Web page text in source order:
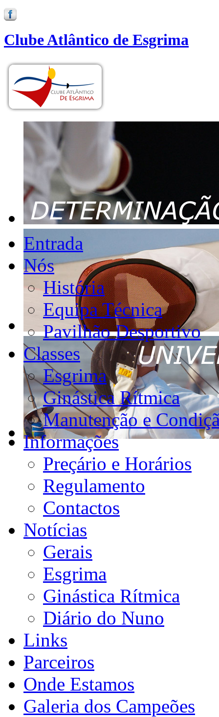
Clube Atlântico de Esgrima
Entrada
Nós
História
Equipa Técnica
Pavilhão Desportivo
Classes
Esgrima
Ginástica Rítmica
Manutenção e
Informações
Preçário e Horários
Regulamento
Contactos
Notícias
Gerais
Esgrima
Ginástica Rítmica
Diário do Nuno
Links
Parceiros
Onde Estamos
Galeria dos Campeões